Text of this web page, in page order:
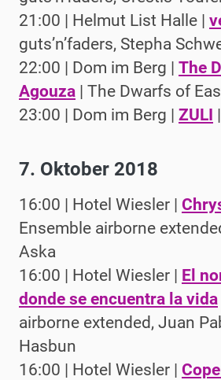
21:00 | Helmut List Halle |
guts’n’faders, Stepha
22:00 | Dom im Berg | The
Agouza | The Dwarfs of
23:00 | Dom im Berg | ZULI
7. Oktober 2018
16:00 | Hotel Wiesler |
Ensemble airborne
Aska
16:00 | Hotel Wiesler | El
donde se encuentra la vida
airborne extended, Juan
Hasbun
16:00 | Hotel Wiesler |